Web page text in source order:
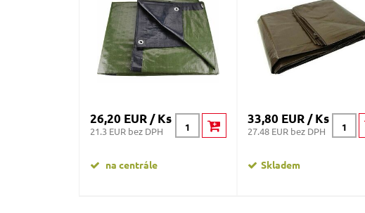
26,20 EUR / Ks
21.3 EUR bez DPH
na centrále
33,80 EUR / Ks
27.48 EUR bez DPH
Skladem